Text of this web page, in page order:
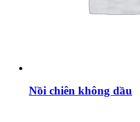
Nồi chiên không dầu